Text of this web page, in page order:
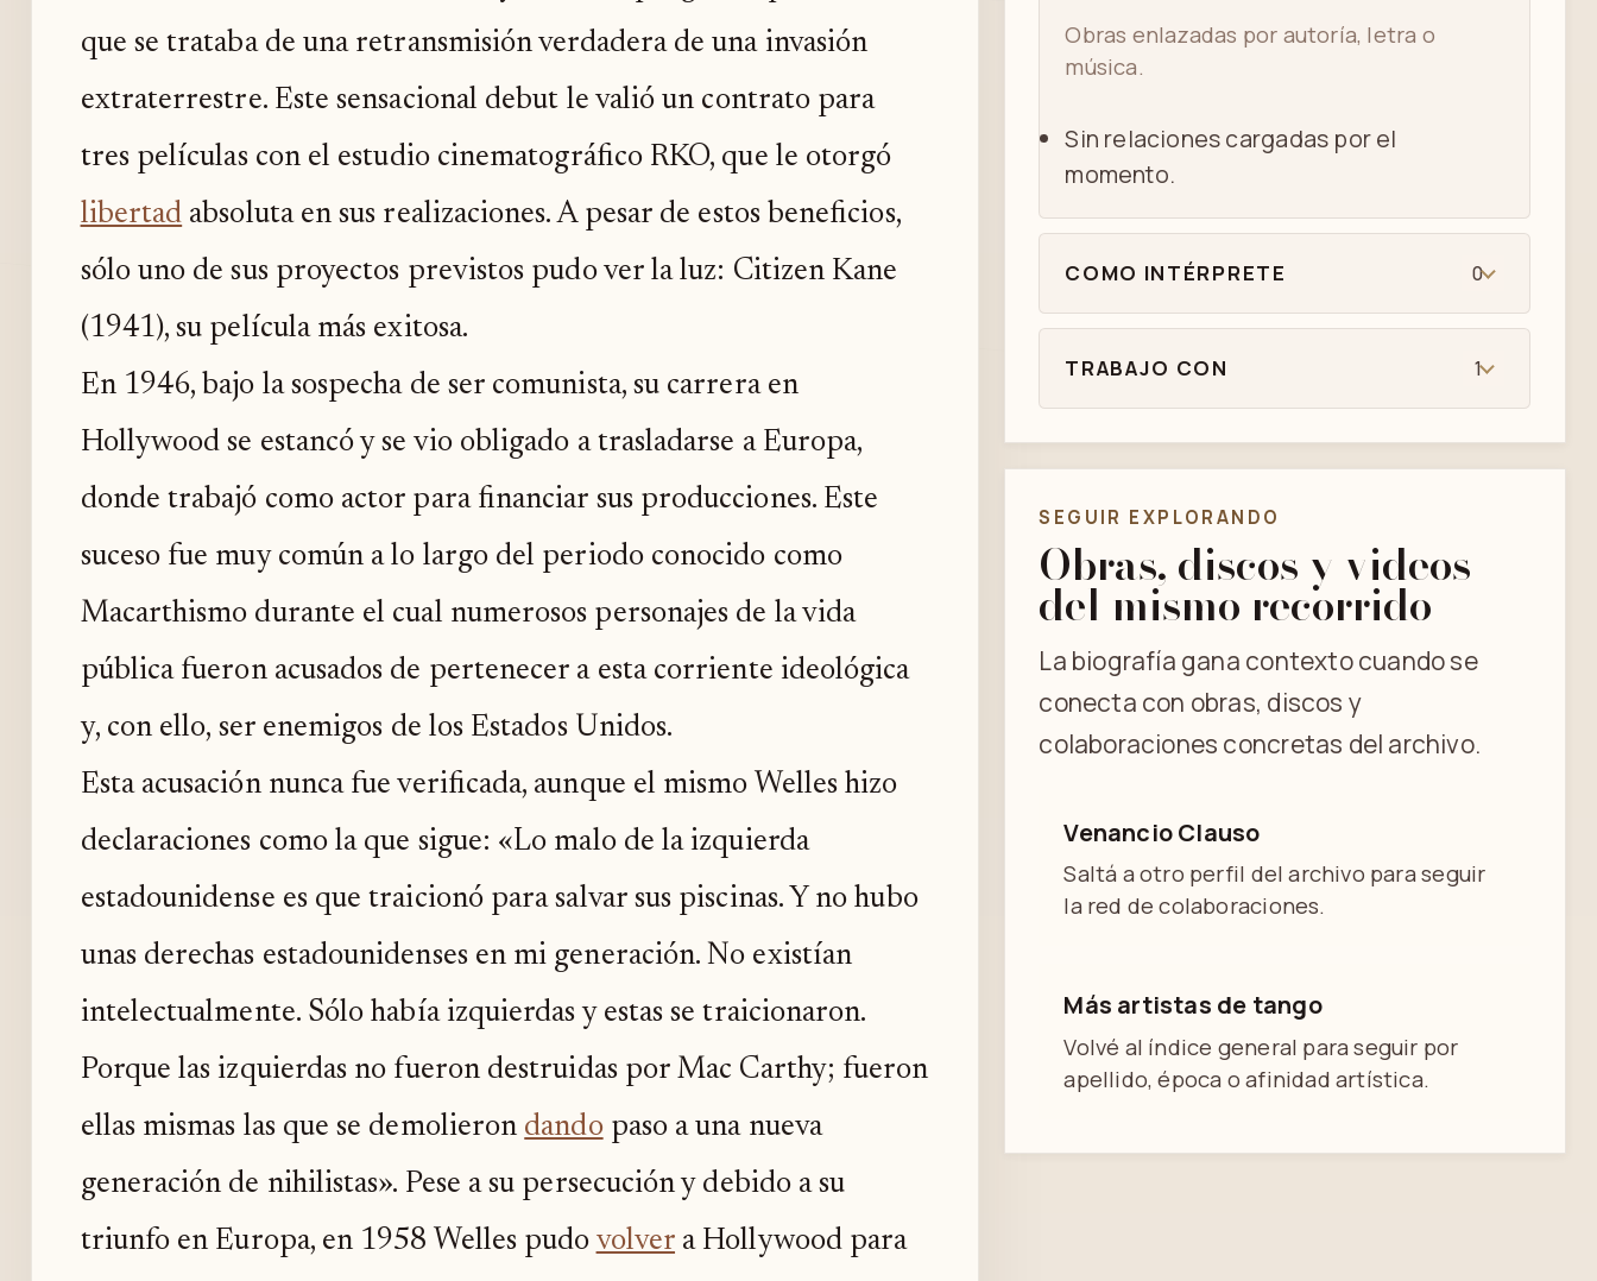
que se trataba de una retransmisión verdadera de una invasión
extraterrestre. Este sensacional debut le valió un contrato para
tres películas con el estudio cinematográfico RKO, que le otorgó
libertad absoluta en sus realizaciones. A pesar de estos beneficios,
sólo uno de sus proyectos previstos pudo ver la luz: Citizen Kane
(1941), su película más exitosa.
En 1946, bajo la sospecha de ser comunista, su carrera en
Hollywood se estancó y se vio obligado a trasladarse a Europa,
donde trabajó como actor para financiar sus producciones. Este
suceso fue muy común a lo largo del periodo conocido como
Macarthismo durante el cual numerosos personajes de la vida
pública fueron acusados de pertenecer a esta corriente ideológica
y, con ello, ser enemigos de los Estados Unidos.
Esta acusación nunca fue verificada, aunque el mismo Welles hizo
declaraciones como la que sigue: «Lo malo de la izquierda
estadounidense es que traicionó para salvar sus piscinas. Y no hubo
unas derechas estadounidenses en mi generación. No existían
intelectualmente. Sólo había izquierdas y estas se traicionaron.
Porque las izquierdas no fueron destruidas por Mac Carthy; fueron
ellas mismas las que se demolieron dandopaso a una nueva
generación de nihilistas». Pese a su persecución y debido a su
triunfo en Europa, en 1958 Welles pudo volver a Hollywood para
Obras enlazadas por autoría, letra o
música.
Sin relaciones cargadas por el
momento.
COMO INTÉRPRETE 0
TRABAJO CON 1
SEGUIR EXPLORANDO
Obras, discos y videos
del mismo recorrido
La biografía gana contexto cuando se
conecta con obras, discos y
colaboraciones concretas del archivo.
Venancio Clauso
Saltá a otro perfil del archivo para seguir
la red de colaboraciones.
Más artistas de tango
Volvé al índice general para seguir por
apellido, época o afinidad artística.